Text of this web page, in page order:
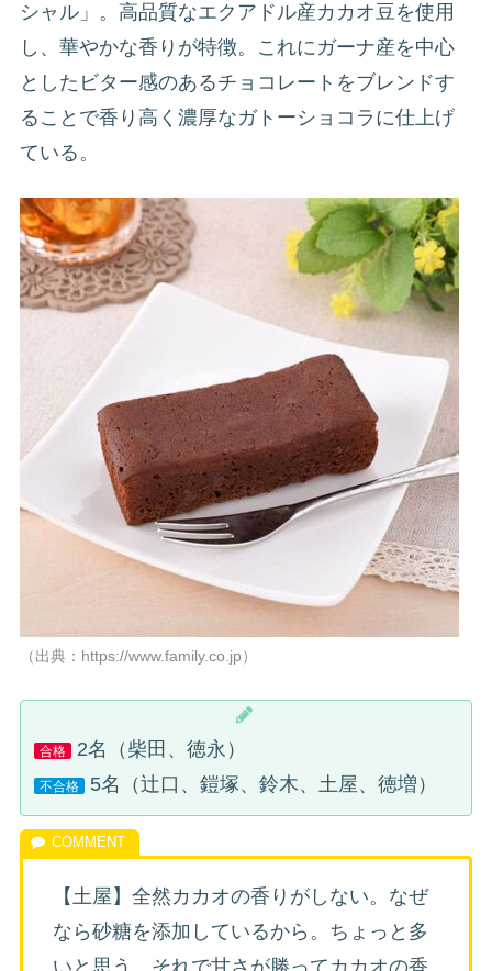
シャル」。高品質なエクアドル産カカオ豆を使用
し、華やかな香りが特徴。これにガーナ産を中心
としたビター感のあるチョコレートをブレンドす
ることで香り高く濃厚なガトーショコラに仕上げ
ている。
（出典：https://www.family.co.jp）
合格 2名（柴田、徳永）
不合格 5名（辻口、鎧塚、鈴木、土屋、徳増）
【土屋】全然カカオの香りがしない。なぜ
なら砂糖を添加しているから。ちょっと多